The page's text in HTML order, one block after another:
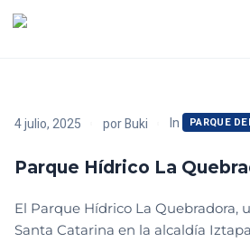
4 julio, 2025 porBuki In PARQUE
Parque Hídrico La
El Parque Hídrico La Quebradora,
Santa Catarina en la alcaldía